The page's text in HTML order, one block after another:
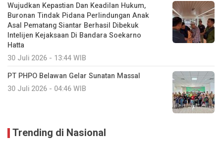
Wujudkan Kepastian Dan Keadilan Hukum,
Buronan Tindak Pidana Perlindungan Anak
Asal Pematang Siantar Berhasil Dibekuk
Intelijen Kejaksaan Di Bandara Soekarno
Hatta
30 Juli 2026 - 13:44 WIB
PT PHPO Belawan Gelar Sunatan Massal
30 Juli 2026 - 04:46 WIB
Trending di Nasional